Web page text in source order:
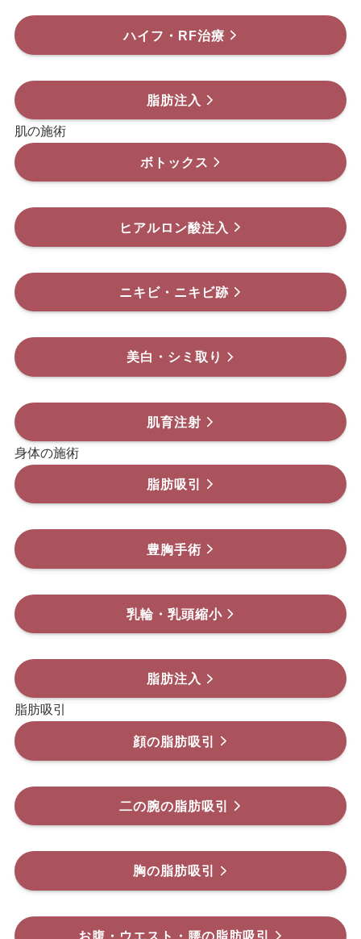
ハイフ・RF治療
脂肪注入
肌の施術
ボトックス
ヒアルロン酸注入
ニキビ・ニキビ跡
美白・シミ取り
肌育注射
身体の施術
脂肪吸引
豊胸手術
乳輪・乳頭縮小
脂肪注入
脂肪吸引
顔の脂肪吸引
二の腕の脂肪吸引
胸の脂肪吸引
お腹・ウエスト・腰の脂肪吸引